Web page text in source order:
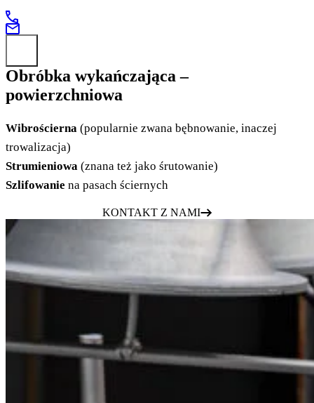
Obróbka wykańczająca –
powierzchniowa
Wibrościerna (popularnie zwana bębnowanie, inaczej
trowalizacja)
Strumieniowa (znana też jako śrutowanie)
Szlifowanie na pasach ściernych
KONTAKT Z NAMI